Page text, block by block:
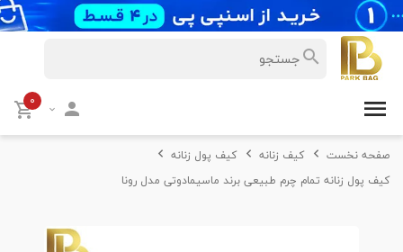
۰
صفحه نخست کیف زنانه
کیف پول زنانه
کیف پول زنانه تمام چرم طبیعی برند ماسیمادوتی مدل رونا